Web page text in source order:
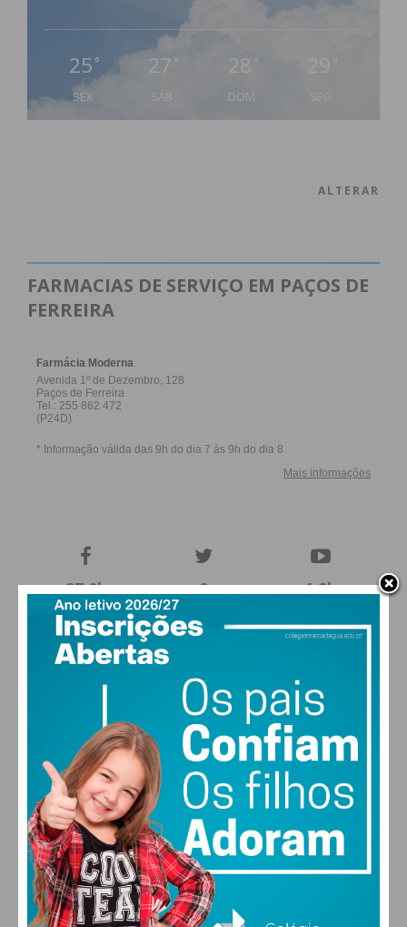
25 °
SEX
27 °
SÁB
28 °
DOM
ALTERAR
FARMACIAS DE SERVIÇO EM PAÇOS DE
FERREIRA
27,0k
Fans
0 1,2k
577
Readers
MAIS POPULARES